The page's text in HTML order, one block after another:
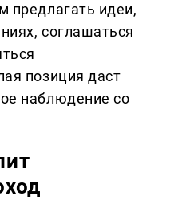
предлагать идеи,
соглашаться
позиция даст
наблюдение со